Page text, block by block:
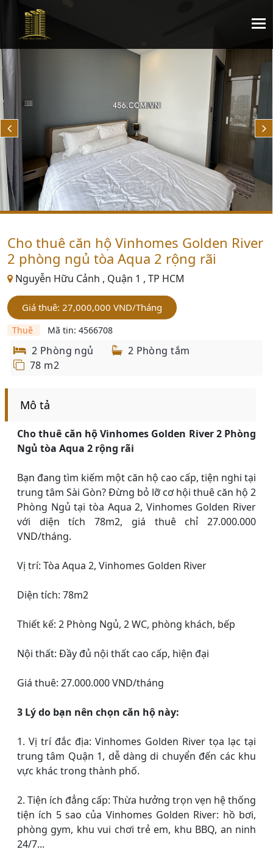
Cho thuê căn hộ Vinhomes Golden River
2 phòng ngủ tòa Aqua 2 rộng rãi
Nguyễn Hữu Cảnh , Quận 1 , TP HCM
Giá thuê: 27,000,000 VND/Tháng
Thuê Mã tin: 4566708
2 Phòng ngủ
2 Phòng tắm
78 m2
Mô tả
Cho thuê căn hộ Vinhomes Golden River 2 Phòng
Ngủ tòa Aqua 2 rộng rãi
Bạn đang tìm kiếm một căn hộ cao cấp, tiện nghi tại
trung tâm Sài Gòn? Đừng bỏ lỡ cơ hội thuê căn hộ 2
Phòng Ngủ tại tòa Aqua 2, Vinhomes Golden River
với diện tích 78m2, giá thuê chỉ 27.000.000
VND/tháng.
Vị trí: Tòa Aqua 2, Vinhomes Golden River
Diện tích: 78m2
Thiết kế: 2 Phòng Ngủ, 2 WC, phòng khách, bếp
Nội thất: Đầy đủ nội thất cao cấp, hiện đại
Giá thuê: 27.000.000 VND/tháng
3 Lý do bạn nên chọn căn hộ này:
1. Vị trí đắc địa: Vinhomes Golden River tọa lạc tại
trung tâm Quận 1, dễ dàng di chuyển đến các khu
vực khác trong thành phố.
2. Tiện ích đẳng cấp: Thừa hưởng trọn vẹn hệ thống
tiện ích 5 sao của Vinhomes Golden River: hồ bơi,
phòng gym, khu vui chơi trẻ em, khu BBQ, an ninh
24/7...